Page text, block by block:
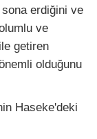
sona erdiğini ve
ve
getiren
olduğunu
Haseke'deki